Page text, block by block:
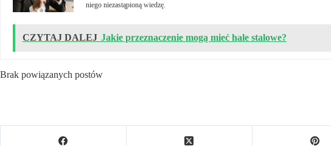
niego niezastąpioną wiedzę.
CZYTAJ DALEJ Jakie przeznaczenie mogą mieć hale stalowe?
Brak powiązanych postów